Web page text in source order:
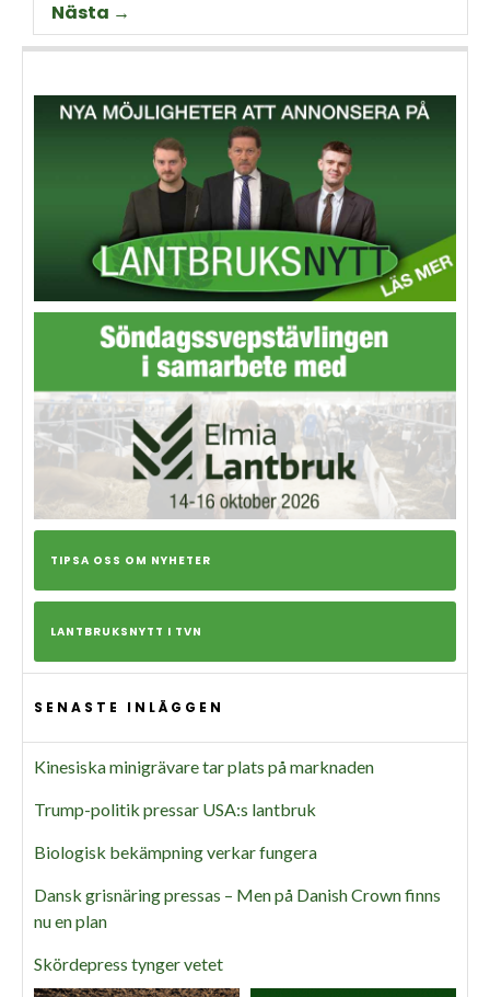
slakteribranchens
utmaningar framöver.
Nästa →
TIPSA OSS OM NYHETER
LANTBRUKSNYTT I TVN
SENASTE INLÄGGEN
Kinesiska minigrävare tar plats på marknaden
Trump-politik pressar USA:s lantbruk
Biologisk bekämpning verkar fungera
Dansk grisnäring pressas – Men på Danish Crown finns
nu en plan
Skördepress tynger vetet